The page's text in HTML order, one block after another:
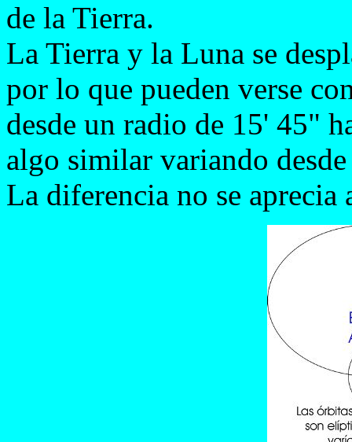
de la Tierra.
La Tierra y la Luna se
por lo que pueden verse
desde un radio de 15' 45"
algo similar variando
La diferencia no se aprecia